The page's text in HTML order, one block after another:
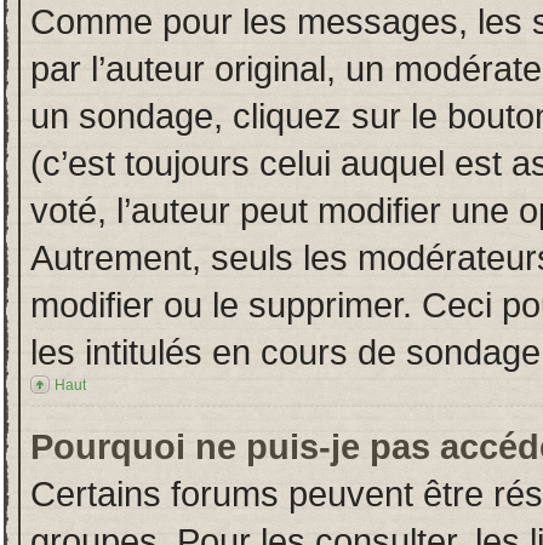
Comme pour les messages, les
par l’auteur original, un
un sondage, cliquez sur le
(c’est toujours celui auquel est
voté, l’auteur peut modifier une
Autrement, seuls les
modifier ou le supprimer. Ceci
les intitulés en cours de
Haut
Pourquoi ne puis-je pas
Certains forums peuvent être